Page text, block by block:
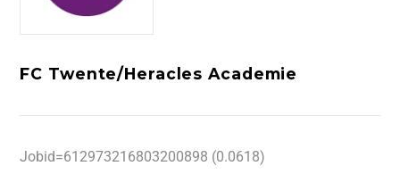
FC Twente/Heracles Academie
Jobid=612973216803200898 (0.0618)